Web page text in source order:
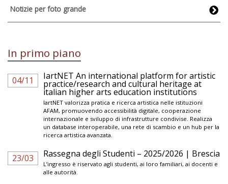
Notizie per foto grande
In primo piano
04/11 IartNET An international platform for artistic
practice/research and cultural heritage at
italian higher arts education institutions
IartNET valorizza pratica e ricerca artistica nelle istituzioni
AFAM, promuovendo accessibilità digitale, cooperazione
internazionale e sviluppo di infrastrutture condivise. Realizza
un database interoperabile, una rete di scambio e un hub per la
ricerca artistica avanzata.
23/03 Rassegna degli Studenti – 2025/2026 | Brescia
L’ingresso è riservato agli studenti, ai loro familiari, ai docenti e
alle autorità.